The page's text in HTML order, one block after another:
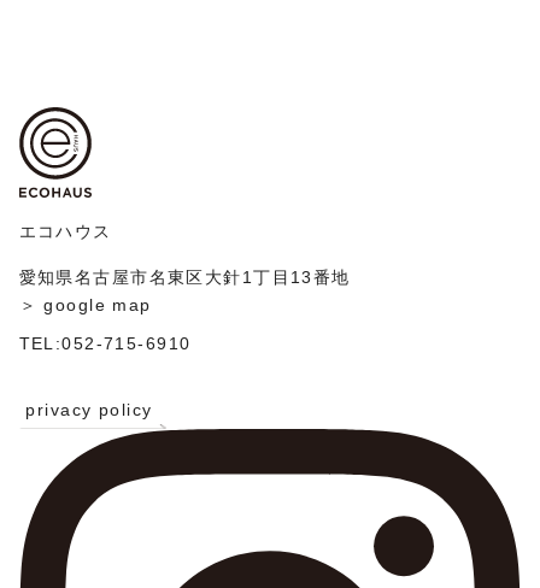
エコハウス
愛知県名古屋市名東区大針1丁目13番地
＞ google map
TEL:052-715-6910
privacy policy